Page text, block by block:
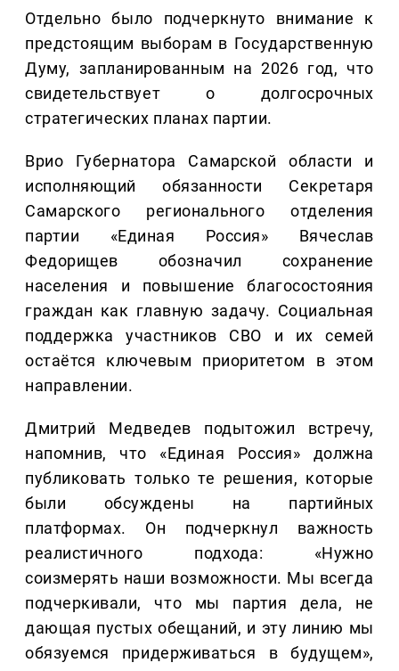
Отдельно было подчеркнуто внимание к
предстоящим выборам в Государственную
Думу, запланированным на 2026 год, что
свидетельствует о долгосрочных
стратегических планах партии.
Врио Губернатора Самарской области и
исполняющий обязанности Секретаря
Самарского регионального отделения
партии «Единая Россия» Вячеслав
Федорищев обозначил сохранение
населения и повышение благосостояния
граждан как главную задачу. Социальная
поддержка участников СВО и их семей
остаётся ключевым приоритетом в этом
направлении.
Дмитрий Медведев подытожил встречу,
напомнив, что «Единая Россия» должна
публиковать только те решения, которые
были обсуждены на партийных
платформах. Он подчеркнул важность
реалистичного подхода: «Нужно
соизмерять наши возможности. Мы всегда
подчеркивали, что мы партия дела, не
дающая пустых обещаний, и эту линию мы
обязуемся придерживаться в будущем»,